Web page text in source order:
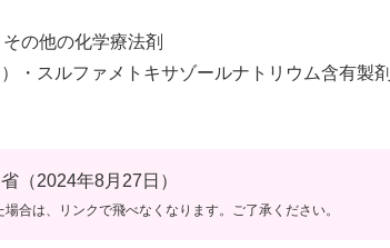
の他の化学療法剤
・スルファメトキサゾールナトリウム含有製剤
（2024年8月27日）
合は、リンクで飛べなくなります。ご了承ください。